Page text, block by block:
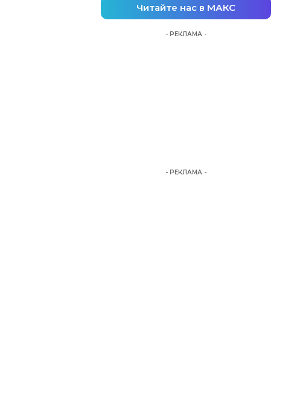
Читайте нас в МАКС
- РЕКЛАМА -
- РЕКЛАМА -